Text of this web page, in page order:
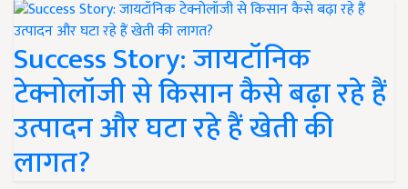
Success Story: जायटॉनिक
टेक्नोलॉजी से किसान कैसे बढ़ा रहे हैं
उत्पादन और घटा रहे हैं खेती की
लागत?